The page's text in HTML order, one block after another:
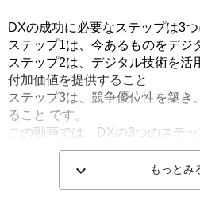
DXの成功に必要なステップは3つ
ステップ1は、今あるものをデジ
ステップ2は、デジタル技術を活
付加価値を提供すること
ステップ3は、競争優位性を築き
ること です。
この動画では、DXの3つのステ
プを見ていきます。
ステップ1で業務のデジタル化が
もっとみ